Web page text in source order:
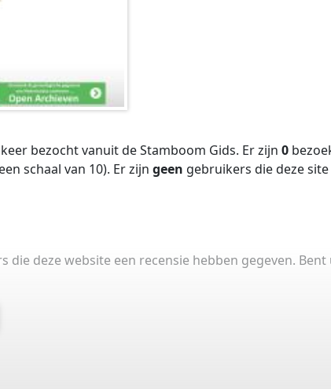
keer bezocht vanuit de Stamboom Gids. Er zijn 0
schaal van 10). Er zijn geen gebruikers die deze
die deze website een recensie hebben gegeven. Bent